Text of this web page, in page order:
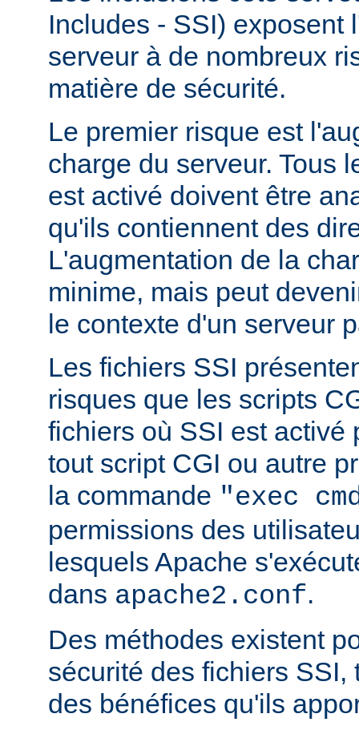
Includes - SSI) exposent
serveur à de nombreux
matière de sécurité.
Le premier risque est
charge du serveur. Tous
est activé doivent être
qu'ils contiennent des
L'augmentation de la
minime, mais peut
le contexte d'un serveur
Les fichiers SSI
risques que les scripts
fichiers où SSI est activé
tout script CGI ou autre
la commande "exec
permissions des
lesquels Apache
dans apache2.conf.
Des méthodes existent
sécurité des fichiers SSI,
des bénéfices qu'ils